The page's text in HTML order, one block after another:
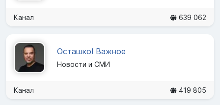
Канал 639 062
Осташко! Важное
Новости и СМИ
Канал 419 805